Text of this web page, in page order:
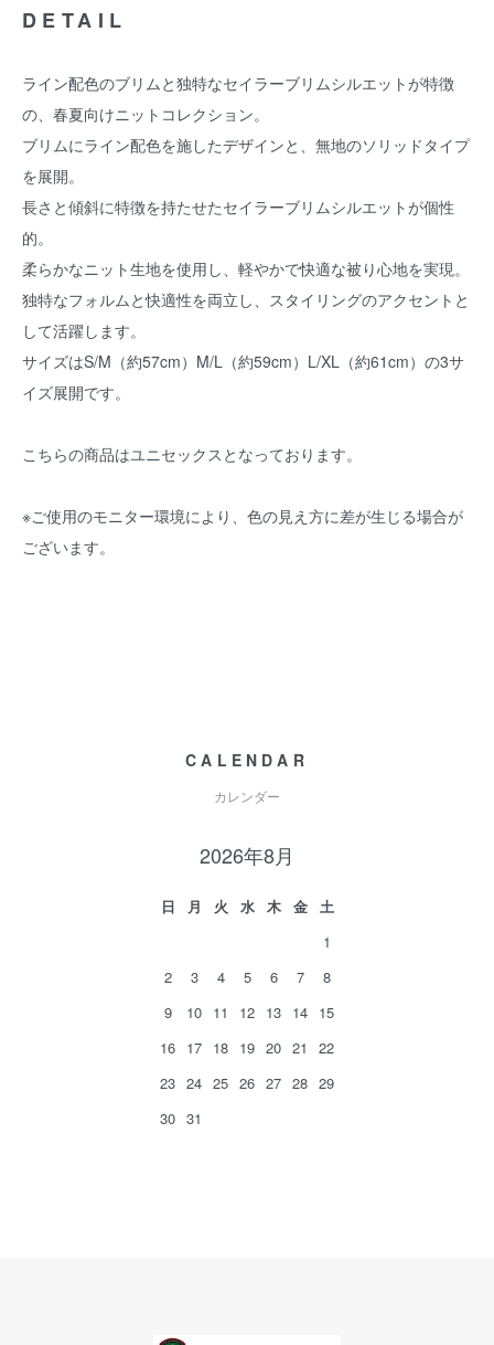
DETAIL
ライン配色のブリムと独特なセイラーブリムシルエットが特徴
の、春夏向けニットコレクション。
ブリムにライン配色を施したデザインと、無地のソリッドタイプ
を展開。
長さと傾斜に特徴を持たせたセイラーブリムシルエットが個性
的。
柔らかなニット生地を使用し、軽やかで快適な被り心地を実現。
独特なフォルムと快適性を両立し、スタイリングのアクセントと
して活躍します。
サイズはS/M（約57cm）M/L（約59cm）L/XL（約61cm）の3サ
イズ展開です。
こちらの商品はユニセックスとなっております。
※ご使用のモニター環境により、色の見え方に差が生じる場合が
ございます。
CALENDAR
カレンダー
2026年8月
日 月 火 水 木 金
土
1
2
3 4 5 6 7
8
9
10 11 12 13 14 15
16 17 18 19 20 21
22
23 24 25 26 27 28 29
30 31